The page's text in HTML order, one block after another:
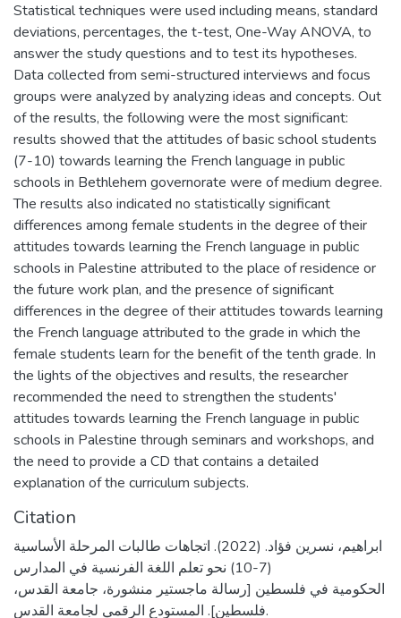
Statistical techniques were used including means, standard
deviations, percentages, the t-test, One-Way ANOVA, to
answer the study questions and to test its hypotheses.
Data collected from semi-structured interviews and focus
groups were analyzed by analyzing ideas and concepts. Out
of the results, the following were the most significant:
results showed that the attitudes of basic school students
(7-10) towards learning the French language in public
schools in Bethlehem governorate were of medium degree.
The results also indicated no statistically significant
differences among female students in the degree of their
attitudes towards learning the French language in public
schools in Palestine attributed to the place of residence or
the future work plan, and the presence of significant
differences in the degree of their attitudes towards learning
the French language attributed to the grade in which the
female students learn for the benefit of the tenth grade. In
the lights of the objectives and results, the researcher
recommended the need to strengthen the students'
attitudes towards learning the French language in public
schools in Palestine through seminars and workshops, and
the need to provide a CD that contains a detailed
explanation of the curriculum subjects.
Citation
ابراهيم، نسرين فؤاد. (2022). اتجاهات طالبات المرحلة الأساسية
(7-10) نحو تعلم اللغة الفرنسية في المدارس
الحكومية في فلسطين [رسالة ماجستير منشورة، جامعة القدس،
فلسطين]. المستودع الرقمي لجامعة القدس.